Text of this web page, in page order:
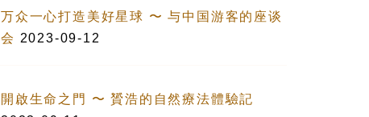
万众一心打造美好星球 〜 与中国游客的座谈
会 2023-09-12
開啟生命之門 〜 贇浩的自然療法體驗記